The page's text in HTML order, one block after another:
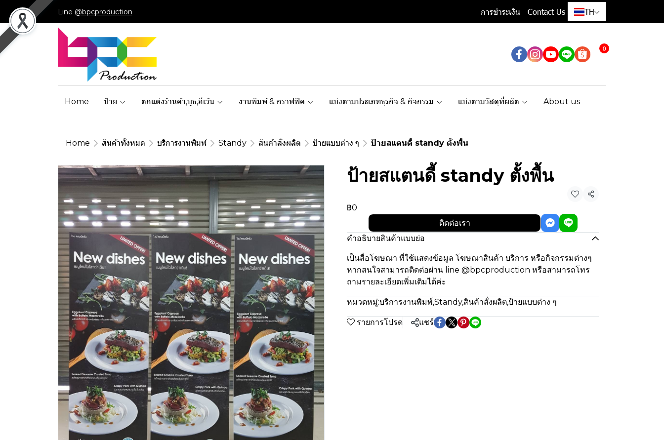
Line @bpcproduction การชำระเงิน Contact Us TH
0
Home ป้าย ตกแต่งร้านค้า,บูธ,อีเว้น งานพิมพ์ & กราฟฟิค แบ่งตามประเภทธุรกิจ & กิจกรรม แบ่งตามวัสดุที่ผลิต About us
Home สินค้าทั้งหมด บริการงานพิมพ์ Standy สินค้าสั่งผลิต ป้ายแบบต่าง ๆ ป้ายสแตนดี้ standy ตั้งพื้น
ป้ายสแตนดี้ standy ตั้งพื้น
แชร์
฿0
ติดต่อเรา
คำอธิบายสินค้าแบบย่อ
เป็นสื่อโฆษณา ที่ใช้แสดงข้อมูล โฆษณาสินค้า บริการ หรือกิจกรรมต่างๆ
หากสนใจสามารถติดต่อผ่าน line @bpcproduction หรือสามารถโทร
ถามรายละเอียดเพิ่มเติมได้ค่ะ
หมวดหมู่:บริการงานพิมพ์,Standy,สินค้าสั่งผลิต,ป้ายแบบต่าง ๆ
รายการโปรด แชร์